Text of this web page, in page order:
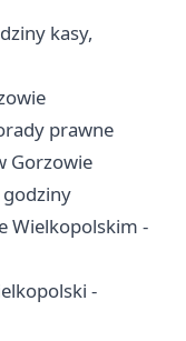
kasy,
prawne
Gorzowie
Wielkopolskim -
-